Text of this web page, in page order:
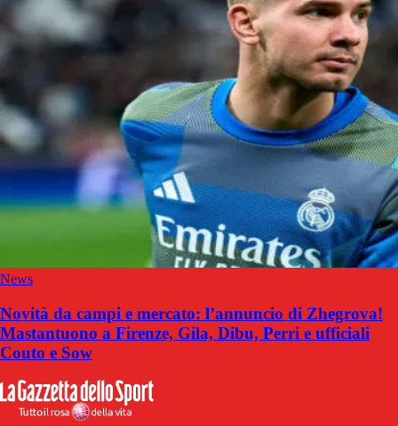
News
Novità da campi e mercato: l’annuncio di Zhegrova!
Mastantuono a Firenze, Gila, Dibu, Perri e ufficiali
Couto e Sow